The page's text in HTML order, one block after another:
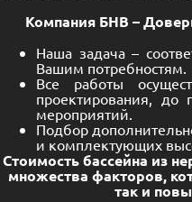
Компания БНВ –
Наша задача –
Вашим потребностям.
Все работы
проектирования, до
мероприятий.
Подбор
и комплектующих
Стоимость бассейна из
множества факторов,
так и